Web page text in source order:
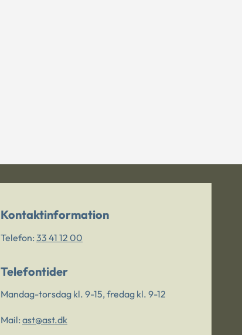
Kontaktinformation
Telefon: 33 41 12 00
Telefontider
Mandag-torsdag kl. 9-15, fredag kl. 9-12
Mail: ast@ast.dk